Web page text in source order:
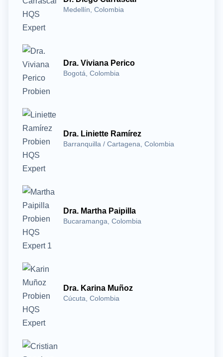
Medellín, Colombia
Dra. Viviana Perico
Bogotá, Colombia
Dra. Liniette Ramírez
Barranquilla / Cartagena, Colombia
Dra. Martha Paipilla
Bucaramanga, Colombia
Dra. Karina Muñoz
Cúcuta, Colombia